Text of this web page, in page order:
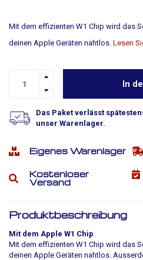
Mit dem effizienten W1 Chip wird das
deinen Apple Geräten nahtlos. Lesen
In
Das Paket verlässt
unser Warenlager.
Eigenes Warenlager
Kostenloser
Versand
Produktbeschreibung
Mit dem Apple W1 Chip
Mit dem effizienten W1 Chip wird das
deinen Apple Geräten nahtlos.